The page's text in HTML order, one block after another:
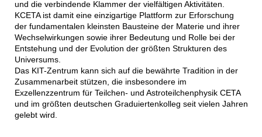
und die verbindende Klammer der vielfältigen Aktivitäten.
KCETA ist damit eine einzigartige Plattform zur Erforschung
der fundamentalen kleinsten Bausteine der Materie und ihrer
Wechselwirkungen sowie ihrer Bedeutung und Rolle bei der
Entstehung und der Evolution der größten Strukturen des
Universums.
Das KIT-Zentrum kann sich auf die bewährte Tradition in der
Zusammenarbeit stützen, die insbesondere im
Exzellenzzentrum für Teilchen- und Astroteilchenphysik CETA
und im größten deutschen Graduiertenkolleg seit vielen Jahren
gelebt wird.